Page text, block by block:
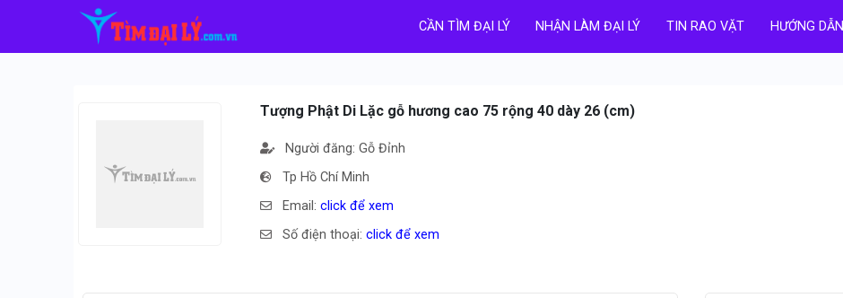
CẦN TÌM ĐẠI LÝ NHẬN LÀM ĐẠI LÝ TIN RAO VẶT HƯỚNG DẪN
Tượng Phật Di Lặc gỗ hương cao 75 rộng 40 dày 26 (cm)
Người đăng: Gỗ Đỉnh
Tp Hồ Chí Minh
Email:click để xem
Số điện thoại:click để xem